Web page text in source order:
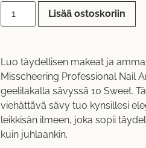
Lisää ostoskoriin
Luo täydellisen makeat ja
Misscheering Professional Nail
geelilakalla sävyssä 10 Sweet.
viehättävä sävy tuo kynsillesi
leikkisän ilmeen, joka sopii
kuin juhlaankin.